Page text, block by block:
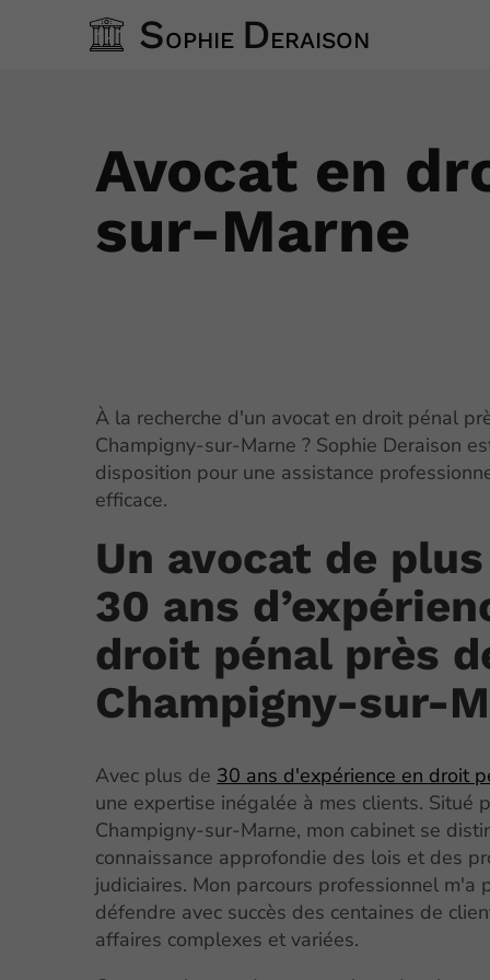
SOPHIE DERAISON
Avocat en
sur-Marne
À la recherche d'un avocat en droit pénal
Champigny-sur-Marne ? Sophie Deraison
disposition pour une assistance
efficace.
Un avocat de
30 ans
droit pénal près
Champigny-sur-
Avec plus de 30 ans d'expérience en droit
une expertise inégalée à mes clients. Situé
Champigny-sur-Marne, mon cabinet se
connaissance approfondie des lois et des
judiciaires. Mon parcours professionnel m'a
défendre avec succès des centaines de
affaires complexes et variées.